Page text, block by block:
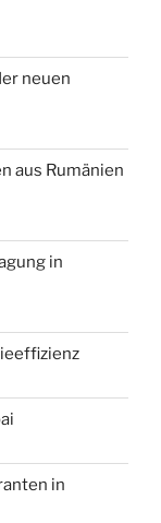
neuen
aus Rumänien
in
in